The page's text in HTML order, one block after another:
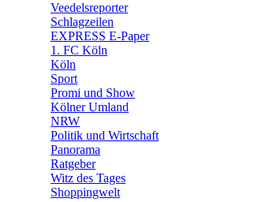
🛒 Shoppingwelt
🧩 Spiele
Veedelsreporter
Schlagzeilen
EXPRESS E-Paper
1. FC Köln
Köln
Sport
Promi und Show
Kölner Umland
NRW
Politik und Wirtschaft
Panorama
Ratgeber
Witz des Tages
Shoppingwelt